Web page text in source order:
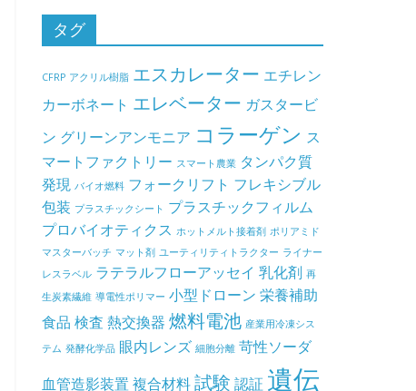
タグ
CFRP アクリル樹脂 エスカレーター エチレン
カーボネート エレベーター ガスタービ
ン グリーンアンモニア コラーゲン ス
マートファクトリー スマート農業 タンパク質
発現 バイオ燃料 フォークリフト フレキシブル
包装 プラスチックシート プラスチックフィルム
プロバイオティクス ホットメルト接着剤 ポリアミド
マスターバッチ マット剤 ユーティリティトラクター ライナー
レスラベル ラテラルフローアッセイ 乳化剤 再
生炭素繊維 導電性ポリマー 小型ドローン 栄養補助
食品 検査 熱交換器 燃料電池 産業用冷凍シス
テム 発酵化学品 眼内レンズ 細胞分離 苛性ソーダ
血管造影装置 複合材料試験 認証 遺伝